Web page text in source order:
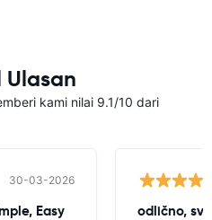
Ulasan
kami nilai 9.1/10 dari
30-03-2026
Easy odlično,